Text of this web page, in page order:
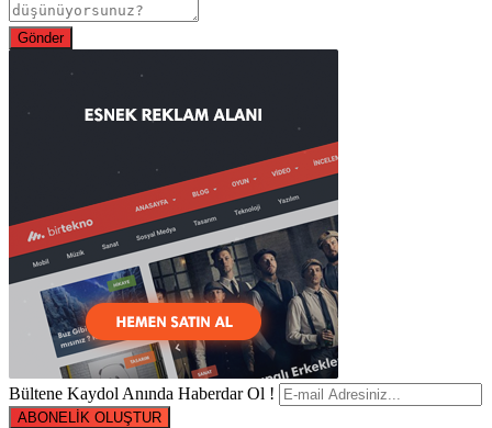
Bültene Kaydol Anında Haberdar Ol !
ABONELİK OLUŞTUR